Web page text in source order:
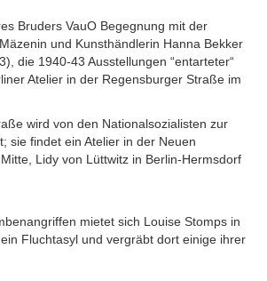
Bruders VauO Begegnung mit der
und Kunsthändlerin Hanna Bekker
die 1940-43 Ausstellungen “entarteter“
Atelier in der Regensburger Straße im
wird von den Nationalsozialisten zur
sie findet ein Atelier in der Neuen
Lidy von Lüttwitz in Berlin-Hermsdorf
mietet sich Louise Stomps in
Fluchtasyl und vergräbt dort einige ihrer